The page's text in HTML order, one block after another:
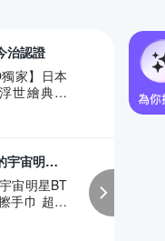
治認證
獨家】日本
世繪典藏
值兩件組
超高人氣的宇宙明星BT21
宙明星BT
手巾 超值